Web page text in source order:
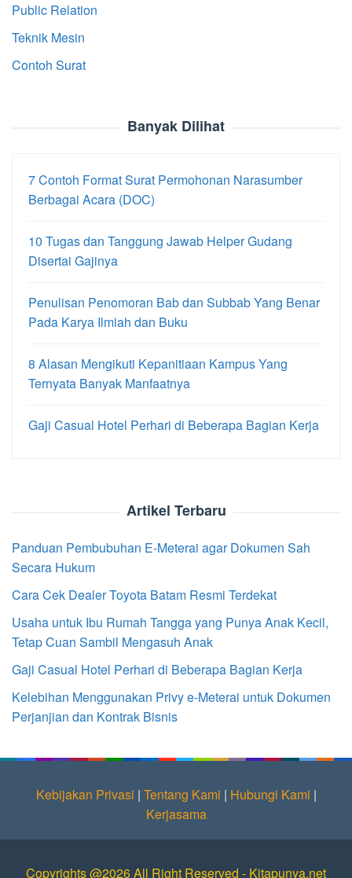
Public Relation
Teknik Mesin
Contoh Surat
Banyak Dilihat
7 Contoh Format Surat Permohonan Narasumber
Berbagai Acara (DOC)
10 Tugas dan Tanggung Jawab Helper Gudang
Disertai Gajinya
Penulisan Penomoran Bab dan Subbab Yang Benar
Pada Karya Ilmiah dan Buku
8 Alasan Mengikuti Kepanitiaan Kampus Yang
Ternyata Banyak Manfaatnya
Gaji Casual Hotel Perhari di Beberapa Bagian Kerja
Artikel Terbaru
Panduan Pembubuhan E-Meterai agar Dokumen Sah
Secara Hukum
Cara Cek Dealer Toyota Batam Resmi Terdekat
Usaha untuk Ibu Rumah Tangga yang Punya Anak Kecil,
Tetap Cuan Sambil Mengasuh Anak
Gaji Casual Hotel Perhari di Beberapa Bagian Kerja
Kelebihan Menggunakan Privy e-Meterai untuk Dokumen
Perjanjian dan Kontrak Bisnis
Kebijakan Privasi | Tentang Kami | Hubungi Kami |
Kerjasama
Copyrights @2026 All Right Reserved - Kitapunya.net